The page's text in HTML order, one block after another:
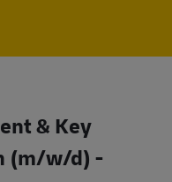
& Key
(m/w/d) -